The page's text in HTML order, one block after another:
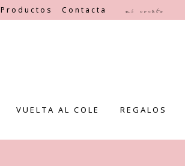
Productos Contacta Mi cuenta
VUELTA AL COLE REGALOS